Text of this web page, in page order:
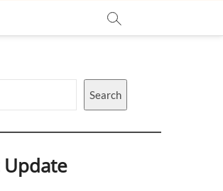
Search
Update